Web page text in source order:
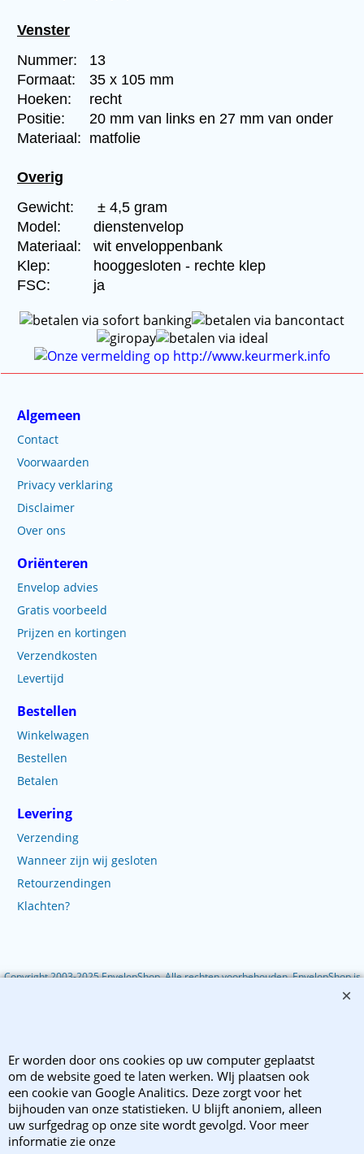
Venster
Nummer:
13
Formaat:
35 x 105 mm
Hoeken:
recht
Positie:
20 mm van links en 27 mm van onder
Materiaal: matfolie
Overig
Gewicht:
± 4,5 gram
Model:
dienstenvelop
Materiaal: wit enveloppenbank
Klep:
hooggesloten - rechte klep
FSC:
ja
Algemeen
Contact
Voorwaarden
Privacy verklaring
Disclaimer
Over ons
Oriënteren
Envelop advies
Gratis voorbeeld
Prijzen en kortingen
Verzendkosten
Levertijd
Bestellen
Winkelwagen
Bestellen
Betalen
Levering
Verzending
Wanneer zijn wij gesloten
Retourzendingen
Klachten?
Copyright 2003-2025 EnvelopShop. Alle rechten voorbehouden. EnvelopShop is
Er worden door ons cookies op uw computer geplaatst
om de website goed te laten werken. WIj plaatsen ook
een cookie van Google Analitics. Deze zorgt voor het
bijhouden van onze statistieken. U blijft anoniem, alleen
uw surfgedrag op onze site wordt gevolgd. Voor meer
informatie zie onze